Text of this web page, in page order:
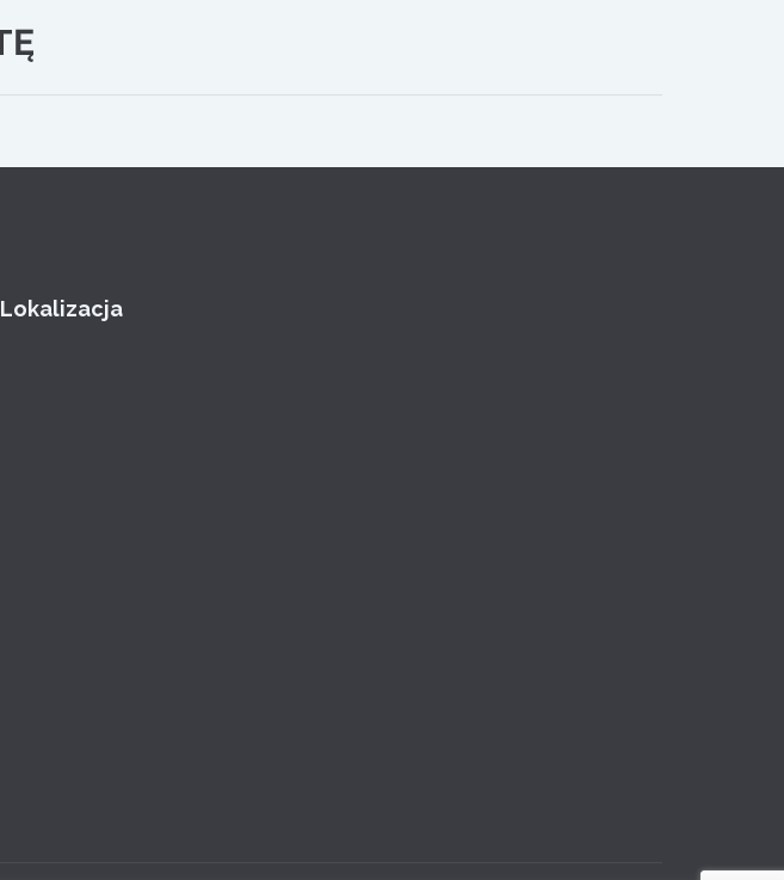
Lokalizacja